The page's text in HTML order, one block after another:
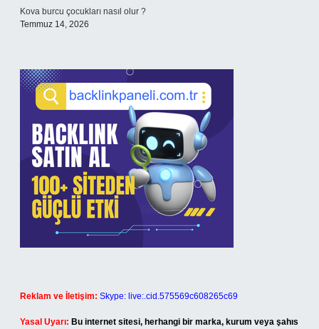
Kova burcu çocukları nasıl olur ?
Temmuz 14, 2026
Reklam ve İletişim: Skype: live:.cid.575569c608265c69
Yasal Uyarı: Bu internet sitesi, herhangi bir marka, kurum veya şahıs